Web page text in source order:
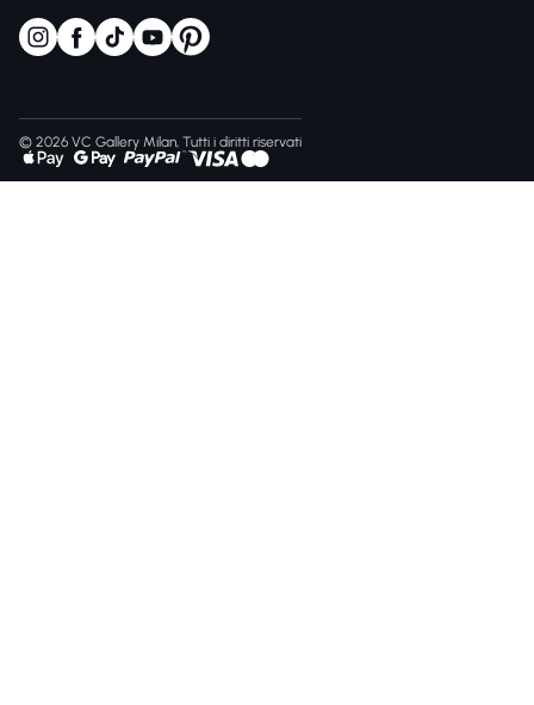
© 2026 VC Gallery Milan, Tutti i diritti riservati